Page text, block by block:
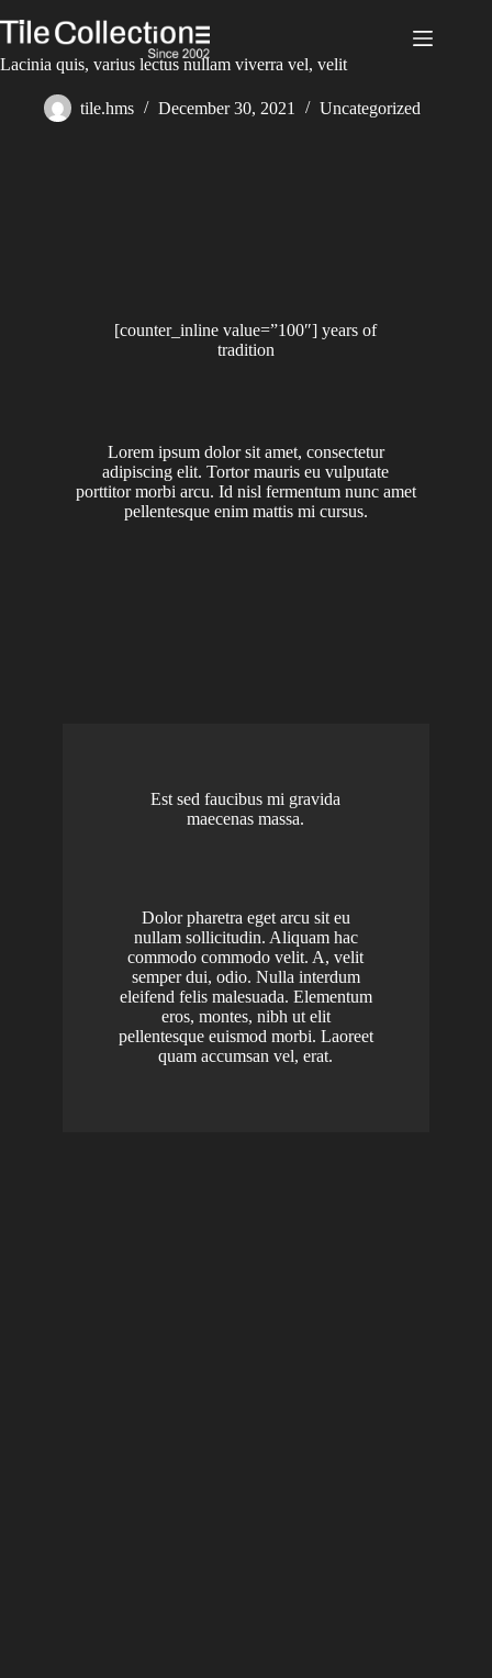
Lacinia quis, varius lectus nullam viverra vel, velit
tile.hms December 30, 2021 Uncategorized
[counter_inline value=”100″] years of
tradition
Lorem ipsum dolor sit amet, consectetur
adipiscing elit. Tortor mauris eu vulputate
porttitor morbi arcu. Id nisl fermentum nunc amet
pellentesque enim mattis mi cursus.
Est sed faucibus mi gravida
maecenas massa.
Dolor pharetra eget arcu sit eu
nullam sollicitudin. Aliquam hac
commodo commodo velit. A, velit
semper dui, odio. Nulla interdum
eleifend felis malesuada. Elementum
eros, montes, nibh ut elit
pellentesque euismod morbi. Laoreet
quam accumsan vel, erat.